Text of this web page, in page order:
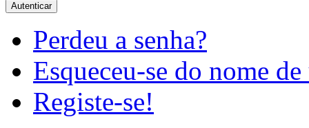
Autenticar
Perdeu a senha?
Esqueceu-se do nome
Registe-se!